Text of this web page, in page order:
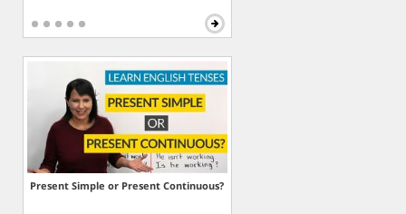
Present Simple or Present Continuous?